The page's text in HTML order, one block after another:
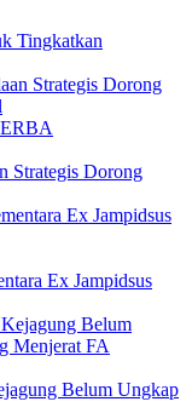
Tingkatkan
Strategis Dorong
Ex Jampidsus
Belum Ungkap